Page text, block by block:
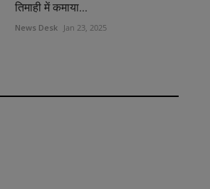
तिमाही में कमाया...
News Desk Jan 23, 2025